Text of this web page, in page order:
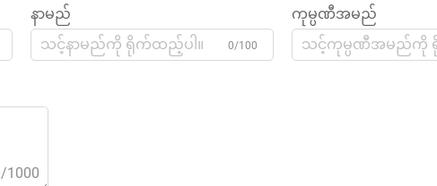
နာမည်
0/100
ကုမ္ပဏီအမည်
1000